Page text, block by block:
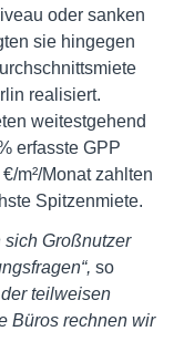
oder sanken
sie hingegen
realisiert.
weitestgehend
erfasste GPP
m²/Monat zahlten
Spitzenmiete.
Großnutzer
so
teilweisen
Büros rechnen wir